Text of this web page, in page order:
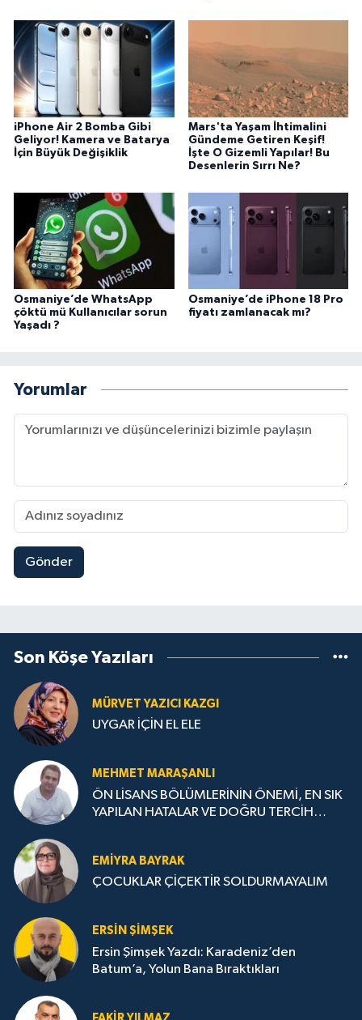
iPhone Air 2 Bomba Gibi
Geliyor! Kamera ve Batarya
İçin Büyük Değişiklik
Mars'ta Yaşam İhtimalini
Gündeme Getiren Keşif!
İşte O Gizemli Yapılar! Bu
Desenlerin Sırrı Ne?
Osmaniye’de WhatsApp
çöktü mü Kullanıcılar sorun
Yaşadı ?
Osmaniye’de iPhone 18 Pro
fiyatı zamlanacak mı?
Yorumlar
Gönder
Son Köşe Yazıları
MÜRVET YAZICI KAZGI
UYGAR İÇİN EL ELE
MEHMET MARAŞANLI
ÖN LİSANS BÖLÜMLERİNİN ÖNEMİ, EN SIK
YAPILAN HATALAR VE DOĞRU TERCİH
EMIYRA BAYRAK
ÇOCUKLAR ÇİÇEKTİR SOLDURMAYALIM
ERSIN ŞIMŞEK
Ersin Şimşek Yazdı: Karadeniz’den
Batum’a, Yolun Bana Bıraktıkları